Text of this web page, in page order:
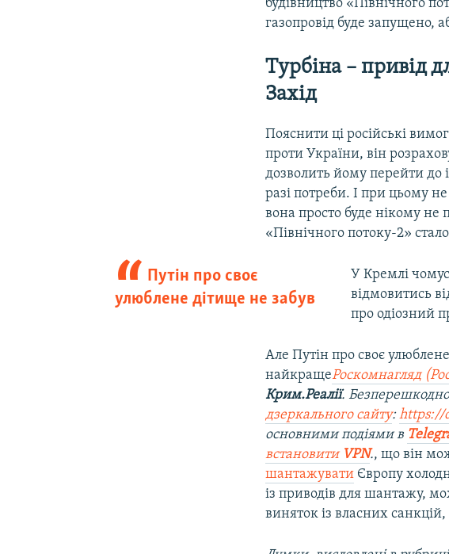
будівництво «Північного
газопровід буде запущено,
Турбіна – привід
Захід
Пояснити ці російські
проти України, він
дозволить йому перейти до
разі потреби. І при цьому
вона просто буде нікому не
«Північного потоку-2»
Путін про своє
улюблене дітище не забув
У Кремлі
відмовитись
про одіозний
Але Путін про своє
найкращеРоскомнагляд
Крим.Реалії.
дзеркального сайту:https://
основними подіями в
встановити VPN., що він
шантажувати Європу
із приводів для шантажу,
виняток із власних